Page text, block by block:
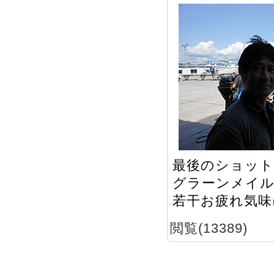
最後のショッ
グラーンメイ
若干お疲れ気
閲覧(13389)